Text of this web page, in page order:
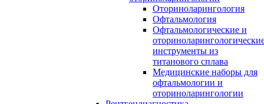
Оториноларингология
Офтальмология
Офтальмологические и
инструменты из
титанового сплава
Медицинские наборы для
офтальмологии и
оториноларингологии